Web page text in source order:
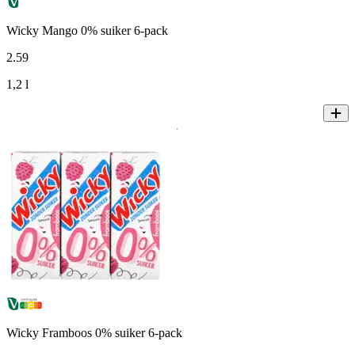
Wicky Mango 0% suiker 6-pack
2.59
1,2 l
Wicky Framboos 0% suiker 6-pack